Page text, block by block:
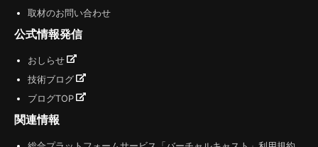
取材のお問い合わせ
公式情報発信
おしらせ
技術ブログ
ブログTOP
関連情報